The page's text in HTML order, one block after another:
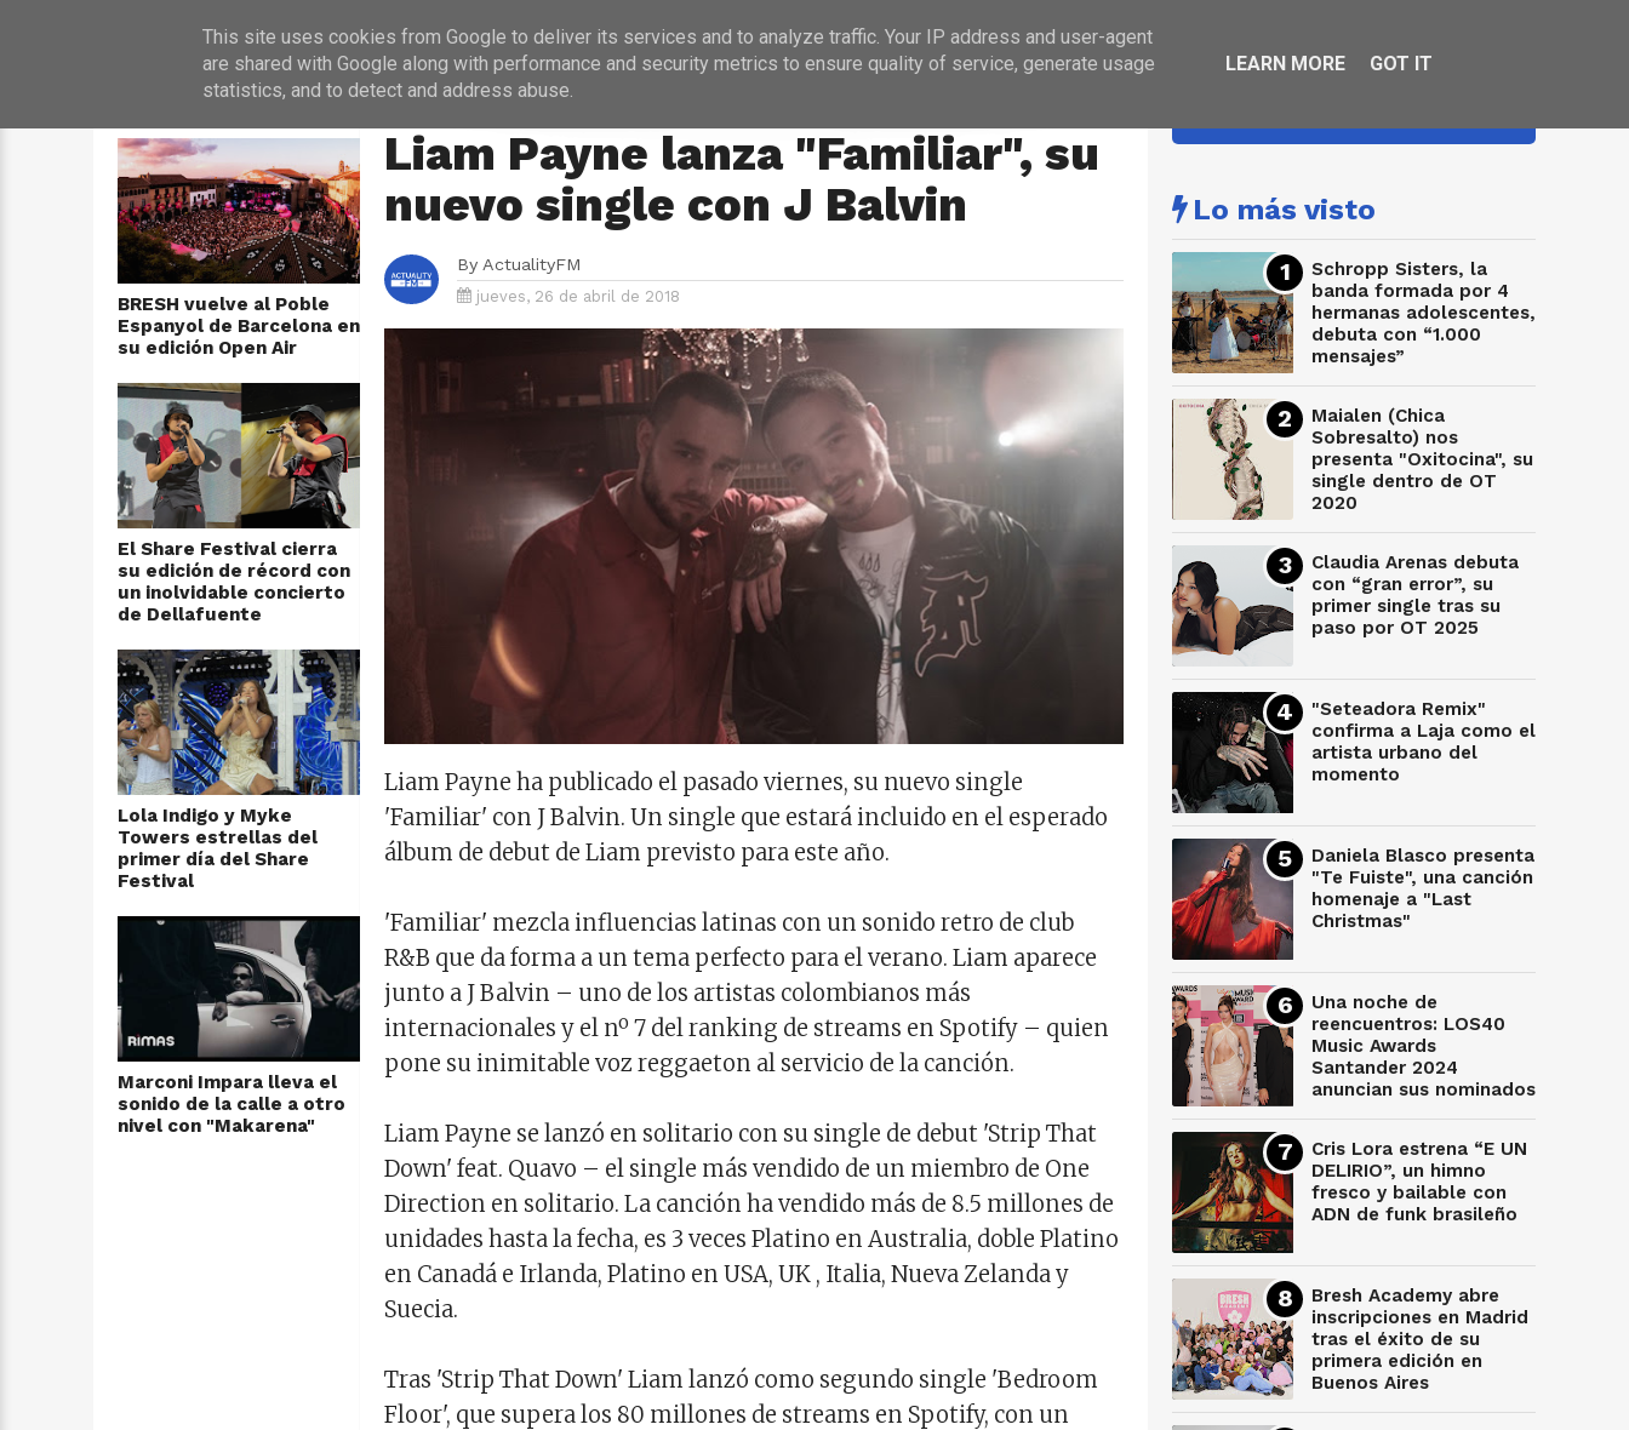
INICIO NOTICIAS PROGRAMACIÓN ENTREVISTAS
BRESH vuelve al Poble
Espanyol de Barcelona en
su edición Open Air
El Share Festival cierra
su edición de récord con
un inolvidable concierto
de Dellafuente
Lola Indigo y Myke
Towers estrellas del
primer día del Share
Festival
Marconi Impara lleva el
sonido de la calle a otro
nivel con "Makarena"
Liam Payne lanza "Familiar", su
nuevo single con J Balvin
By ActualityFM
jueves, 26 de abril de 2018
Liam Payne ha publicado el pasado viernes, su nuevo single
'Familiar' con J Balvin. Un single que estará incluido en el esperado
álbum de debut de Liam previsto para este año.
'Familiar' mezcla influencias latinas con un sonido retro de club
R&B que da forma a un tema perfecto para el verano. Liam aparece
junto a J Balvin – uno de los artistas colombianos más
internacionales y el nº 7 del ranking de streams en Spotify – quien
pone su inimitable voz reggaeton al servicio de la canción.
Liam Payne se lanzó en solitario con su single de debut 'Strip That
Down' feat. Quavo – el single más vendido de un miembro de One
Direction en solitario. La canción ha vendido más de 8.5 millones de
unidades hasta la fecha, es 3 veces Platino en Australia, doble Platino
en Canadá e Irlanda, Platino en USA, UK , Italia, Nueva Zelanda y
Suecia.
Tras 'Strip That Down' Liam lanzó como segundo single 'Bedroom
Floor', que supera los 80 millones de streams en Spotify, con un
Lo más visto
Schropp Sisters, la
banda formada por 4
hermanas adolescentes,
debuta con “1.000
mensajes”
Maialen (Chica
Sobresalto) nos
presenta "Oxitocina", su
single dentro de OT
2020
Claudia Arenas debuta
con “gran error”, su
primer single tras su
paso por OT 2025
"Seteadora Remix"
confirma a Laja como el
artista urbano del
momento
Daniela Blasco presenta
"Te Fuiste", una canción
homenaje a "Last
Christmas"
Una noche de
reencuentros: LOS40
Music Awards
Santander 2024
anuncian sus nominados
Cris Lora estrena “E UN
DELIRIO”, un himno
fresco y bailable con
ADN de funk brasileño
Bresh Academy abre
inscripciones en Madrid
tras el éxito de su
primera edición en
Buenos Aires
This site uses cookies from Google to deliver its services and to analyze traffic. Your IP address and user-agent
are shared with Google along with performance and security metrics to ensure quality of service, generate usage
statistics, and to detect and address abuse.
LEARN MORE GOT IT